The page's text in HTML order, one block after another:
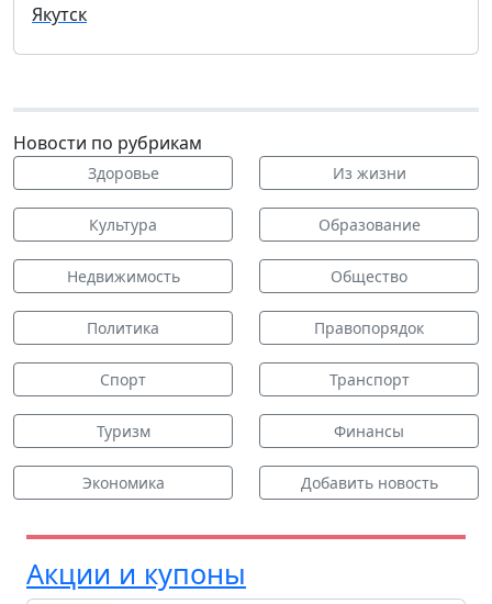
Якутск
Новости по рубрикам
Здоровье Из жизни
Культура Образование
Недвижимость Общество
Политика Правопорядок
Спорт Транспорт
Туризм Финансы
Экономика Добавить новость
Акции и купоны